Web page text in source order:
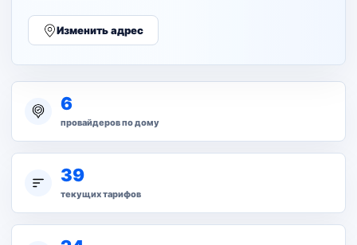
Изменить адрес
6
провайдеров по дому
39
текущих тарифов